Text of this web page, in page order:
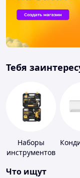
Тебя
Наборы
инструментов
Что ищут